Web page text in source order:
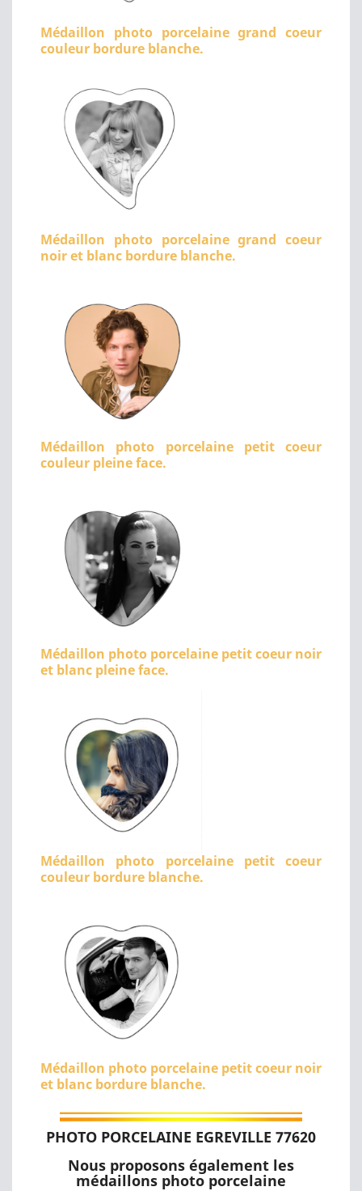
Médaillon photo porcelaine grand coeur
couleur bordure blanche.
Médaillon photo porcelaine grand coeur
noir et blanc bordure blanche.
Médaillon photo porcelaine petit coeur
couleur pleine face.
Médaillon photo porcelaine petit coeur noir
et blanc pleine face.
Médaillon photo porcelaine petit coeur
couleur bordure blanche.
Médaillon photo porcelaine petit coeur noir
et blanc bordure blanche.
PHOTO PORCELAINE EGREVILLE 77620
Nous proposons également les
médaillons photo porcelaine